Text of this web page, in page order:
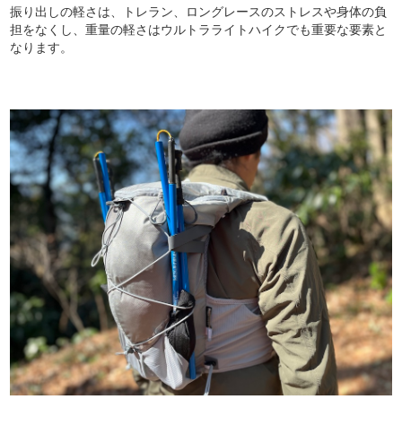
振り出しの軽さは、トレラン、ロングレースのストレスや身体の負
担をなくし、重量の軽さはウルトラライトハイクでも重要な要素と
なります。